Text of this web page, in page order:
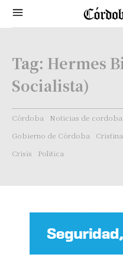
Tag: Hermes
Socialista)
Córdoba Noticias de cordoba
Gobierno de Córdoba
Crisis
Politica